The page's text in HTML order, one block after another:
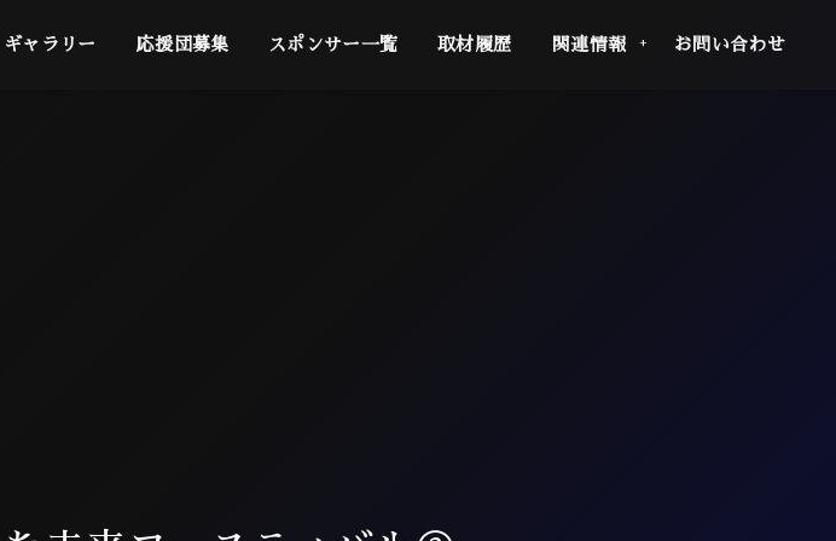
ギャラリー 応援団募集 スポンサー一覧 取材履歴 関連情報 お問い合わせ